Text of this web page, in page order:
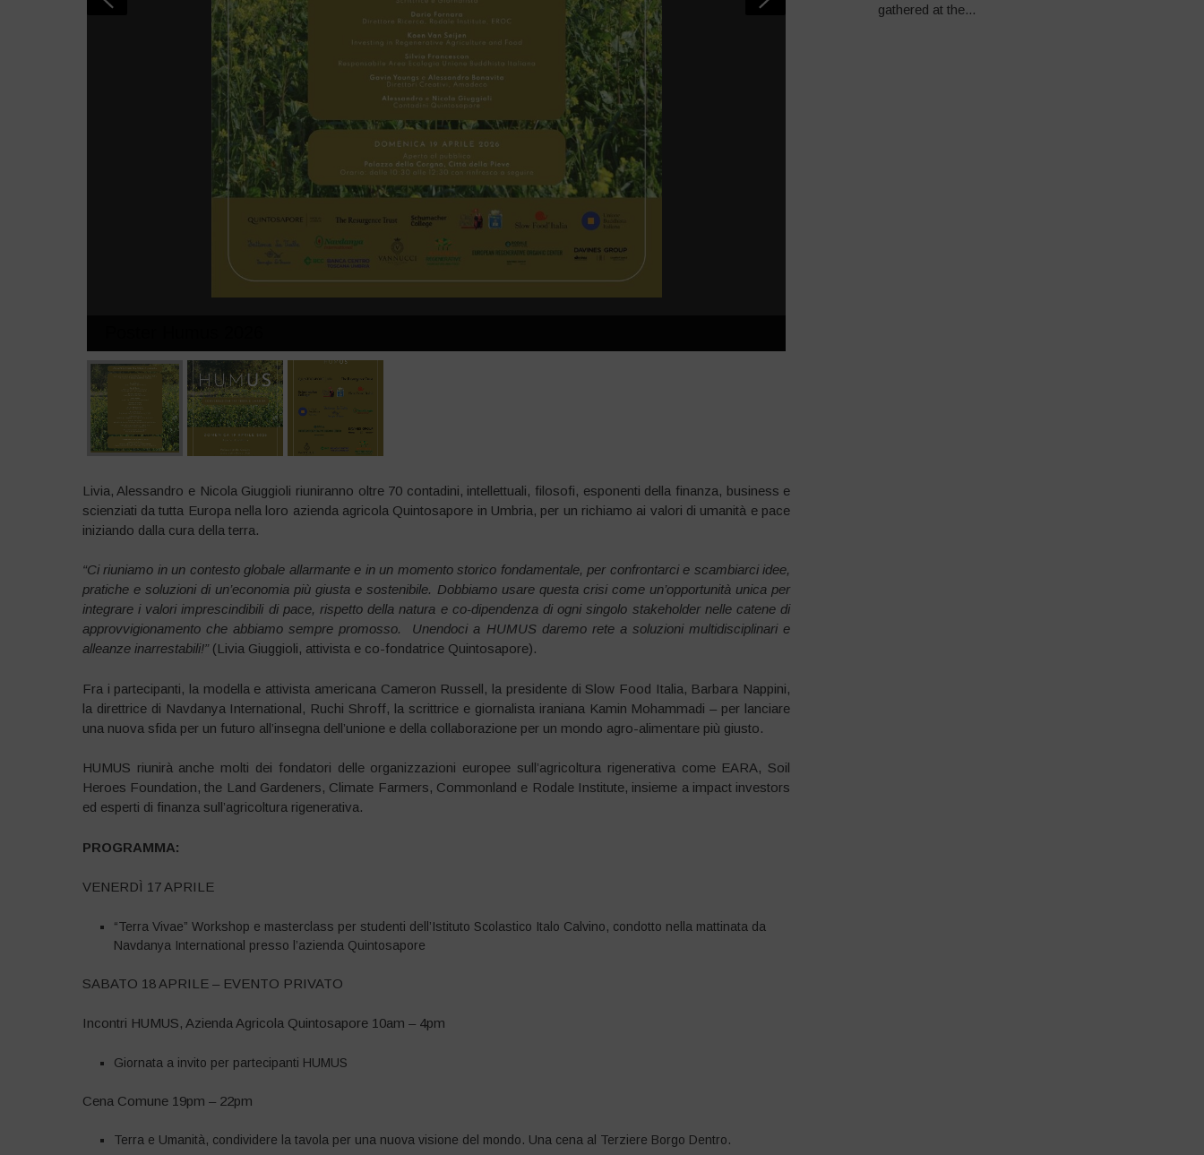
Livia, Alessandro e Nicola Giuggioli riuniranno oltre 70 contadini, intellettuali, filosofi, esponenti della finanza, business e
scienziati da tutta Europa nella loro azienda agricola Quintosapore in Umbria, per un richiamo ai valori di umanità e pace
iniziando dalla cura della terra.
“Ci riuniamo in un contesto globale allarmante e in un momento storico fondamentale, per confrontarci e scambiarci idee,
pratiche e soluzioni di un’economia più giusta e sostenibile. Dobbiamo usare questa crisi come un’opportunità unica per
integrare i valori imprescindibili di pace, rispetto della natura e co-dipendenza di ogni singolo stakeholder nelle catene di
approvvigionamento che abbiamo sempre promosso. Unendoci a HUMUS daremo rete a soluzioni multidisciplinari e
alleanze inarrestabili!”(Livia Giuggioli, attivista e co-fondatrice Quintosapore).
Fra i partecipanti, la modella e attivista americana Cameron Russell, la presidente di Slow Food Italia, Barbara Nappini,
la direttrice di Navdanya International, Ruchi Shroff, la scrittrice e giornalista iraniana Kamin Mohammadi – per lanciare
una nuova sfida per un futuro all’insegna dell’unione e della collaborazione per un mondo agro-alimentare più giusto.
HUMUS riunirà anche molti dei fondatori delle organizzazioni europee sull’agricoltura rigenerativa come EARA, Soil
Heroes Foundation, the Land Gardeners, Climate Farmers, Commonland e Rodale Institute, insieme a impact investors
ed esperti di finanza sull’agricoltura rigenerativa.
PROGRAMMA:
VENERDÌ 17 APRILE
“Terra Vivae” Workshop e masterclass per studenti dell’Istituto Scolastico Italo Calvino, condotto nella mattinata da
Navdanya International presso l’azienda Quintosapore
SABATO 18 APRILE – EVENTO PRIVATO
Incontri HUMUS, Azienda Agricola Quintosapore 10am – 4pm
Giornata a invito per partecipanti HUMUS
Cena Comune 19pm – 22pm
Terra e Umanità, condividere la tavola per una nuova visione del mondo. Una cena al Terziere Borgo Dentro.
gathered at the...